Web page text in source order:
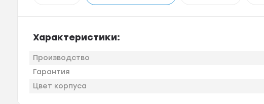
Характеристики:
Производство
Гарантия
Цвет корпуса